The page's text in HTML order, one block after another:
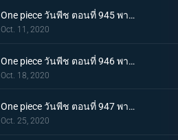
One piece วันพีช ตอนที่ 945 พากย์ไทย ความแค้นถั่วแดงต้ม ลูฟี่เข้าตาจน
Oct. 11, 2020
One piece วันพีช ตอนที่ 946 พากย์ไทย หยุดยั้งสี่จักรพรรดิ! แผนการลับของควีน
Oct. 18, 2020
One piece วันพีช ตอนที่ 947 พากย์ไทย อาวุธทรงอานุภาพ! กระสุนโรคระบาดที่เล็งไปที่ลูฟี่
Oct. 25, 2020